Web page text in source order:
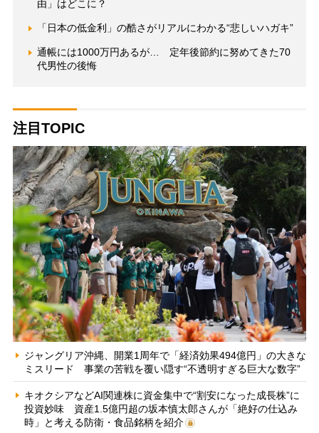
由」はどこに？
「日本の低金利」の酷さがリアルにわかる“悲しいハガキ”
通帳には1000万円あるが… 定年後節約に努めてきた70
代男性の後悔
注目TOPIC
ジャングリア沖縄、開業1周年で「経済効果494億円」の大きな
ミスリード 事業の苦戦を覆い隠す“不透明すぎる巨大な数字”
キオクシアなどAI関連株に資金集中で“割安になった成長株”に
投資妙味 資産1.5億円超の坂本慎太郎さんが「絶好の仕込み
時」と考える防衛・食品銘柄を紹介